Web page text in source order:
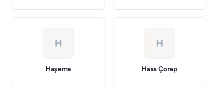
H
Haşema
H
Hass Çorap